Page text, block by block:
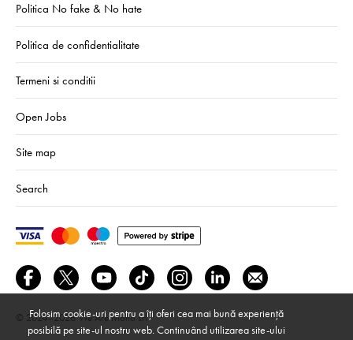
Politica No fake & No hate
Politica de confidentialitate
Termeni si conditii
Open Jobs
Site map
Search
© 2024–2026 We Are Mono srl
Folosim cookie-uri pentru a îți oferi cea mai bună experiență
posibilă pe site-ul nostru web. Continuând utilizarea site-ului